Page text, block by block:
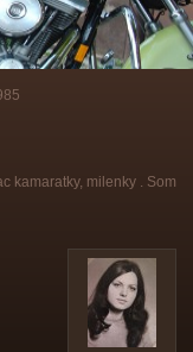
kamaratky, milenky . Som